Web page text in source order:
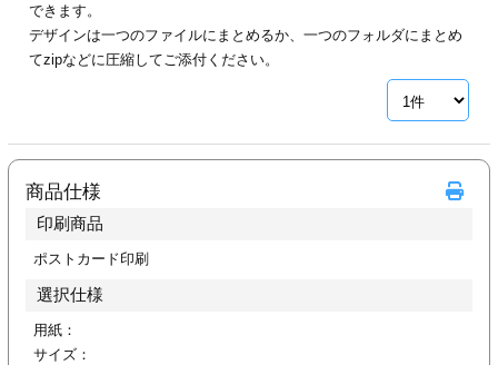
加工
印刷
印刷
リーブ
ー印刷
できます。
デザインは一つのファイルにまとめるか、一つのフォルダにまとめ
てzipなどに圧縮してご添付ください。
商品仕様
印刷商品
ポストカード印刷
選択仕様
用紙：
サイズ：